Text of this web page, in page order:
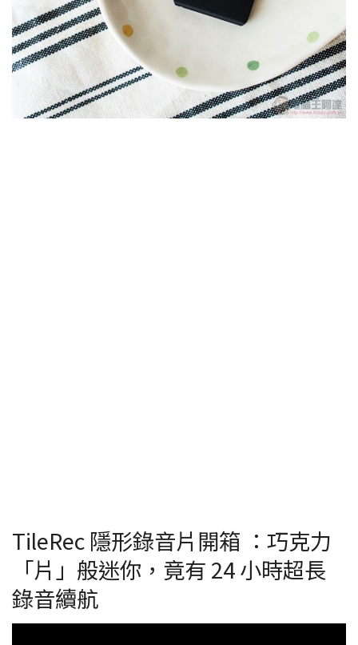
TileRec 隱形錄音片開箱 ：巧克力
「片」般迷你，竟有 24 小時超長
錄音續航